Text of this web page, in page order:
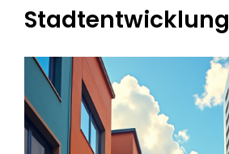
Stadtentwicklung